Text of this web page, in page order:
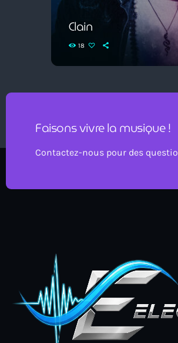
Clain
18
Faisons vivre la musique !
Contactez-nous pour des